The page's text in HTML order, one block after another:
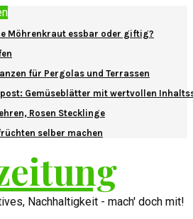
Möhrenkraut essbar oder giftig?
für Pergolas und Terrassen
Gemüseblätter mit wertvollen
Rosen Stecklinge
selber machen
Nachhaltigkeit - mach' doch mit!